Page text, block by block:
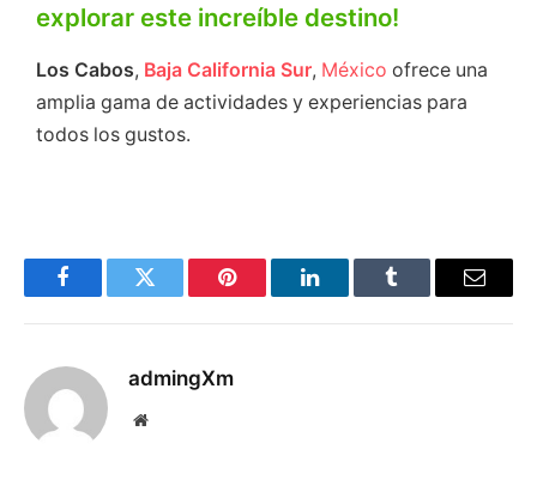
explorar este increíble destino!
Los Cabos, Baja California Sur, México ofrece una
amplia gama de actividades y experiencias para
todos los gustos.
FacebookTwitter Pinterest LinkedInTumblr Email
admingXm
Website